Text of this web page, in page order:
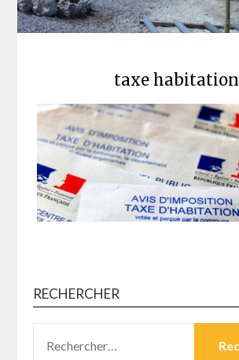
taxe habitation
RECHERCHER